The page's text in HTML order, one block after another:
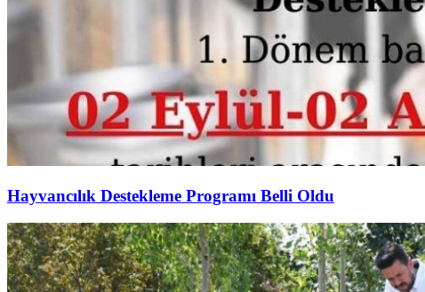
Hayvancılık Destekleme Programı Belli Oldu